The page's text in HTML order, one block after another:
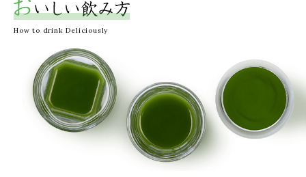
How to drink Deliciously